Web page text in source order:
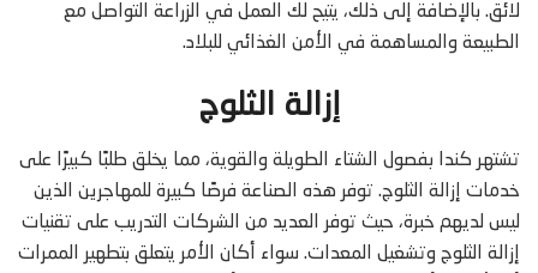
لائق. بالإضافة إلى ذلك، يتيح لك العمل في الزراعة التواصل مع
الطبيعة والمساهمة في الأمن الغذائي للبلاد.
إزالة الثلوج
تشتهر كندا بفصول الشتاء الطويلة والقوية، مما يخلق طلبًا كبيرًا على
خدمات إزالة الثلوج. توفر هذه الصناعة فرصًا كبيرة للمهاجرين الذين
ليس لديهم خبرة، حيث توفر العديد من الشركات التدريب على تقنيات
إزالة الثلوج وتشغيل المعدات. سواء أكان الأمر يتعلق بتطهير الممرات